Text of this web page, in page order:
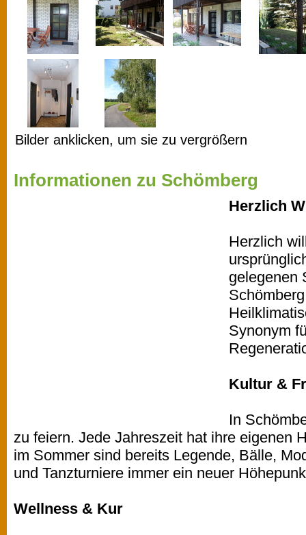
Bilder anklicken, um sie zu vergrößern
Informationen zu Schömberg
Herzlich
Herzlich
gelegenen
Synonym
Kultur &
In
zu feiern. Jede Jahreszeit hat ihre eigenen
im Sommer sind bereits Legende, Bälle,
und Tanzturniere immer ein neuer
Wellness & Kur